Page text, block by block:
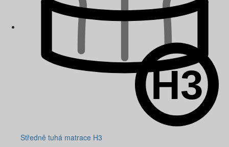
Středně tuhá matrace H3